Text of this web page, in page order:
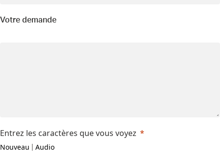
Votre demande
Entrez les caractères que vous voyez
Nouveau Audio